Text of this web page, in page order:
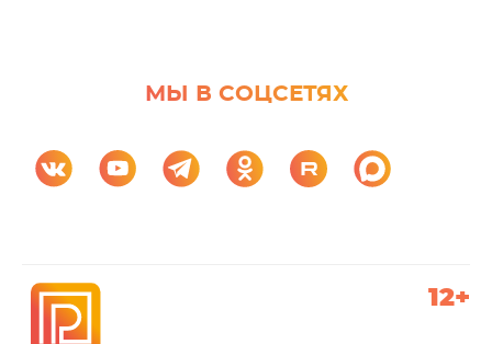
МЫ В СОЦСЕТЯХ
12+